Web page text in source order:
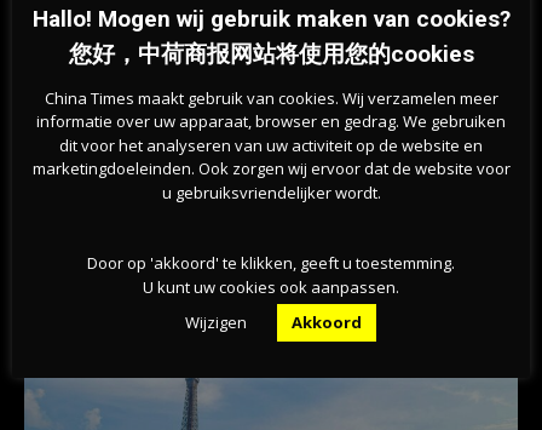
Hallo! Mogen wij gebruik maken van cookies?
您好，中荷商报网站将使用您的cookies
China Times maakt gebruik van cookies. Wij verzamelen meer
informatie over uw apparaat, browser en gedrag. We gebruiken
dit voor het analyseren van uw activiteit op de website en
marketingdoeleinden. Ook zorgen wij ervoor dat de website voor
u gebruiksvriendelijker wordt.
Door op 'akkoord' te klikken, geeft u toestemming.
U kunt uw cookies ook aanpassen.
Wijzigen
Akkoord